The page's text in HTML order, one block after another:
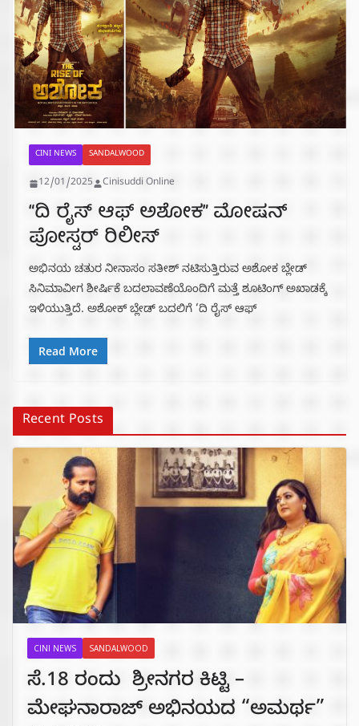
CINI NEWS SANDALWOOD
12/01/2025 Cinisuddi Online
“ದಿ ರೈಸ್ ಆಫ್ ಅಶೋಕ” ಮೋಷನ್
ಪೋಸ್ಟರ್ ರಿಲೀಸ್
ಅಭಿನಯ ಚತುರ ನೀನಾಸಂ ಸತೀಶ್ ನಟಿಸುತ್ತಿರುವ ಅಶೋಕ ಬ್ಲೇಡ್
ಸಿನಿಮಾವೀಗ ಶೀರ್ಷಿಕೆ ಬದಲಾವಣೆಯೊಂದಿಗೆ ಮತ್ತೆ ಶೂಟಿಂಗ್ ಅಖಾಡಕ್ಕೆ
ಇಳಿಯುತ್ತಿದೆ. ಅಶೋಕ್ ಬ್ಲೇಡ್ ಬದಲಿಗೆ ‘ದಿ ರೈಸ್ ಆಫ್
Read More
Recent Posts
CINI NEWS SANDALWOOD
ಸೆ.18 ರಂದು ಶ್ರೀನಗರ ಕಿಟ್ಟಿ –
ಮೇಘನಾರಾಜ್ ಅಭಿನಯದ “ಅಮರ್ಥ”